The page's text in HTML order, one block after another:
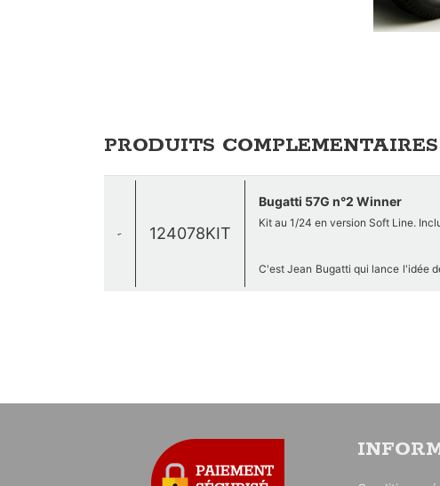
PRODUITS COMPLEMENTAIRES
124078KIT
Bugatti 57G n°2 Winner
Kit au 1/24 en version Soft Line.
C'est Jean Bugatti qui lance l'idée